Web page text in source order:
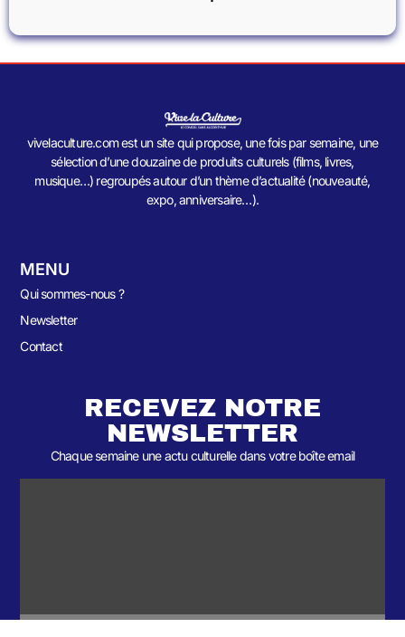
vivelaculture.com est un site qui propose, une fois par semaine, une
sélection d’une douzaine de produits culturels (films, livres,
musique…) regroupés autour d’un thème d’actualité (nouveauté,
expo, anniversaire…).
MENU
Qui sommes-nous ?
Newsletter
Contact
RECEVEZ NOTRE
NEWSLETTER
Chaque semaine une actu culturelle dans votre boîte email